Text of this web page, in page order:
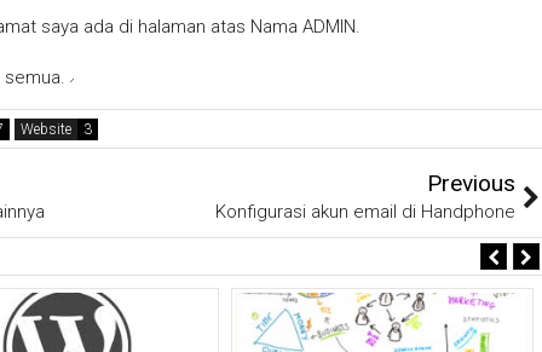
saya ada di halaman atas Nama ADMIN.
Website
Previous
Konfigurasi akun email di Handphone